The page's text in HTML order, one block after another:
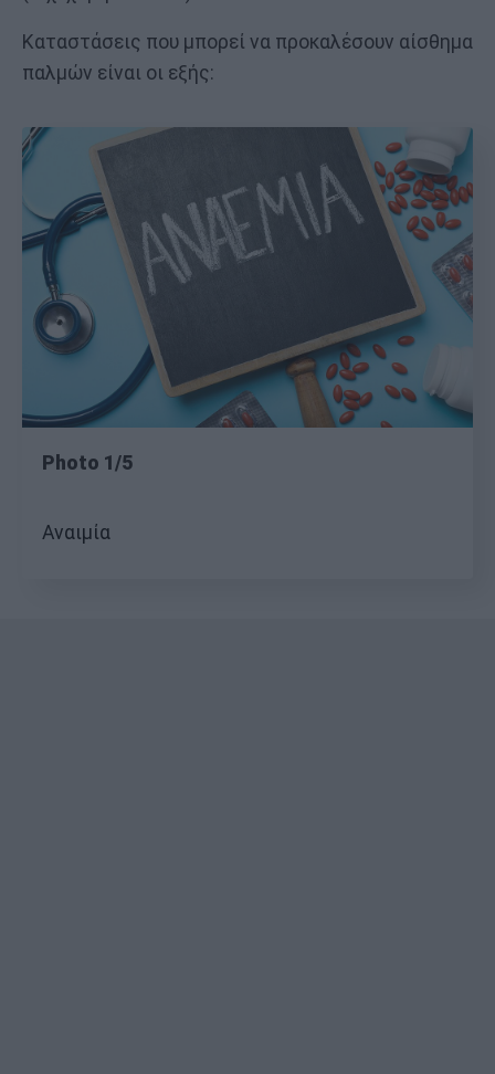
Καταστάσεις που μπορεί να προκαλέσουν αίσθημα
παλμών είναι οι εξής:
Photo 1/5
Αναιμία